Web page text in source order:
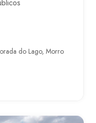
do Lago, Morro